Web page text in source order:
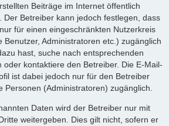
Beiträge im Internet öffentlich
Der Betreiber kann jedoch festlegen, dass
für einen eingeschränkten Nutzerkreis
Benutzer, Administratoren etc.) zugänglich
hast, suche nach entsprechenden
oder kontaktiere den Betreiber. Die E-Mail-
ist dabei jedoch nur für den Betreiber
Personen (Administratoren) zugänglich.
Daten wird der Betreiber nur mit
weitergeben. Dies gilt nicht, sofern er